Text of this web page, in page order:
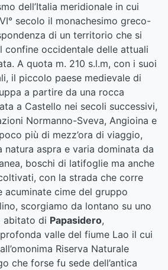
dell’Italia meridionale in cui
secolo il monachesimo greco-
di un territorio che si
confine occidentale delle attuali
A quota m. 210 s.l.m, con i suoi
il piccolo paese medievale di
a partire da una rocca
a Castello nei secoli successivi,
Normanno-Sveva, Angioina e
più di mezz’ora di viaggio,
natura aspra e varia dominata da
boschi di latifoglie ma anche
con la strada che corre
acuminate cime del gruppo
scorgiamo da lontano su uno
abitato di Papasidero,
valle del fiume Lao il cui
Riserva Naturale
che forse fu sede dell’antica